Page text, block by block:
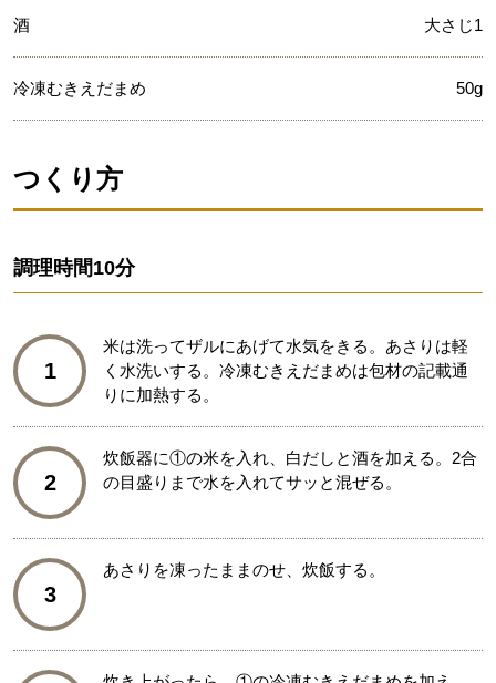
酒 大さじ1
冷凍むきえだまめ 50g
つくり方
調理時間10分
1
米は洗ってザルにあげて水気をきる。あさりは軽
く水洗いする。冷凍むきえだまめは包材の記載通
りに加熱する。
2
炊飯器に①の米を入れ、白だしと酒を加える。2合
の目盛りまで水を入れてサッと混ぜる。
3
あさりを凍ったままのせ、炊飯する。